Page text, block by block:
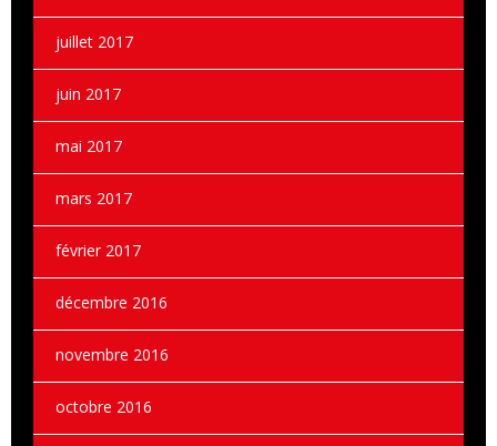
juillet 2017
juin 2017
mai 2017
mars 2017
février 2017
décembre 2016
novembre 2016
octobre 2016